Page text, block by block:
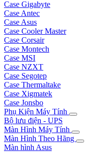
Case Gigabyte
Case Antec
Case Asus
Case Cooler Master
Case Corsair
Case Montech
Case MSI
Case NZXT
Case Segotep
Case Thermaltake
Case Xigmatek
Case Jonsbo
Phụ Kiện Máy Tính
Bộ lưu điện - UPS
Màn Hình Máy Tính
Màn Hình Theo Hãng
Màn hình Asus